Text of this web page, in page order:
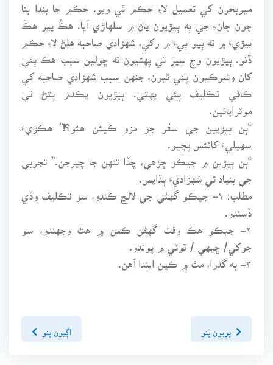
ميربحرن کي تعميل لاءِ حڪم ٿي ويو. حڪم جا بندا بنا
چون چانءِ جي ٻه ٻيڙيون پاڻ ۾ سلهاڙي آيا. هڪُ پير هڪَ
ٻيڙيءَ ۾ ته ٻيو ٻيءَ ۾ رکي، شهزادي صاحبه هلڻ لاءِ حڪم
ڏنو. ٻيڙيون وچ سِيرَ تي پهتيون ته ڇولين سبب هڪ ٻئي
کان وٿيرڪيون پئي ٿيون، جنهن سبب شهزادي صاحبه کي
ڪافي تڪليف پئي پهتي. ٻيڙيون يڪدم پتڻ تي
موٽرايائين.
“ٻن ٻيڙيين جي سفر جو مزو ڪيئن هئو؟!” هڪڙيءَ
سهيليءَ کانئس پڇيو.
“ٻن ٻيڙين ۾ جيڪو چڙهي، چڏا تنهن جا چيرجن.” تجربي
جي بنياد تي شهزاديءَ ٻڌايس.
مطلب: ۱- جيڪو گهڻي جي لالچ ڪندو، سو تڪليف وڏي
ڏسندو.
۲- جيڪو هڪ وقت گهڻن ڪمن ۾ هٿ وجهندو، سو
جوکي/ ڇيهي / ٽوٽي ۾ پوندو.
پويون پَنو اڳيون پنو